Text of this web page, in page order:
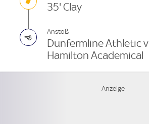
35' Clay
Anstoß
Dunfermline Athletic v
Hamilton Academical